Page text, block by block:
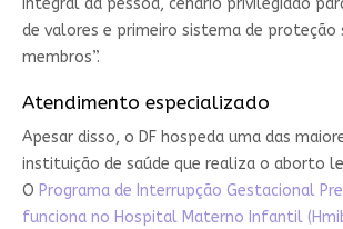
integral da pessoa, cenário privilegiado
de valores e primeiro sistema de proteção
membros”.
Atendimento especializado
Apesar disso, o DF hospeda uma das
instituição de saúde que realiza o aborto
O Programa de Interrupção Gestacional
funciona no Hospital Materno Infantil